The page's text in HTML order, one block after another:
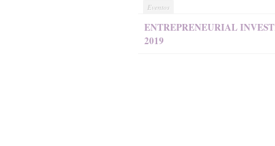
Eventos
ENTREPRENEURIAL
2019